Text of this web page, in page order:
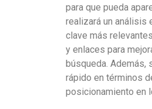
para que pueda
realizará un análisis
clave más
y enlaces para
búsqueda.
rápido en términos
posicionamiento en